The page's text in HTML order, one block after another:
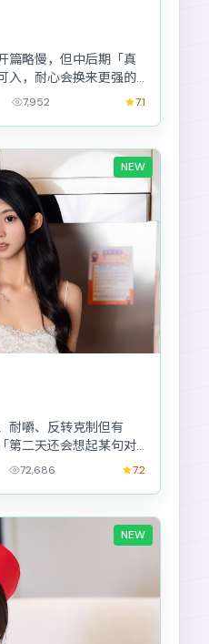
篇略慢，但中后期「真
入，耐心会换来更强的
7,952 7.1
NEW
耐嚼、反转克制但有
第二天还会想起某句对
72,686 7.2
NEW